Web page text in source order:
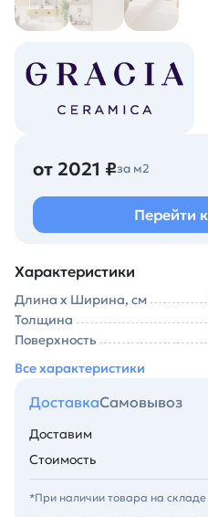
от 2021 ₽за м2
Перейти
Характеристики
Длина х Ширина, см
Толщина
Поверхность
Все характеристики
ДоставкаСамовывоз
Доставим
Стоимость
*При наличии товара на складе